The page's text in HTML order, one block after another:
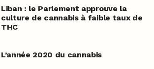
Liban : le Parlement approuve la
culture de cannabis à faible taux de
THC
L’année 2020 du cannabis